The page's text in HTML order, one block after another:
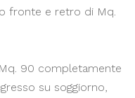
fronte e retro di Mq.
90 completamente
su soggiorno,